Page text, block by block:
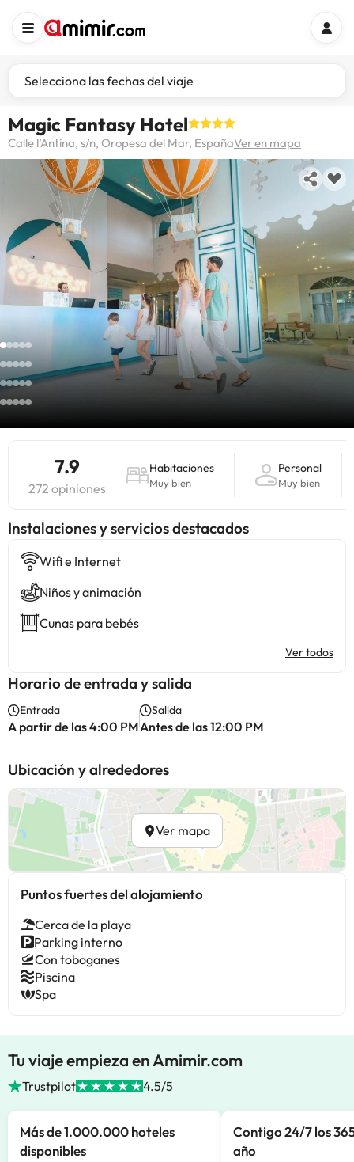
Selecciona las fechas del viaje
Magic Fantasy Hotel
Calle l’Antina, s/n, Oropesa del Mar, EspañaVer en mapa
7.9
272 opiniones
Habitaciones
Muy bien
Personal
Muy bien
Instalaciones y servicios destacados
Wifi e Internet
Niños y animación
Cunas para bebés
Ver todos
Horario de entrada y salida
Entrada
A partir de las 4:00 PM
Salida
Antes de las 12:00 PM
Ubicación y alrededores
Ver mapa
Puntos fuertes del alojamiento
Cerca de la playa
Parking interno
Con toboganes
Piscina
Spa
Tu viaje empieza en Amimir.com
Trustpilot 4.5/5
Más de 1.000.000 hoteles
disponibles
Contigo 24/7 los
año